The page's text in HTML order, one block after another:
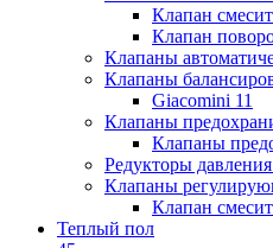
Клапан
Клапан
Клапаны
Клапаны
Giacomini 11
Клапаны
Клапаны
Редукторы давления
Клапаны
Клапан
Теплый пол